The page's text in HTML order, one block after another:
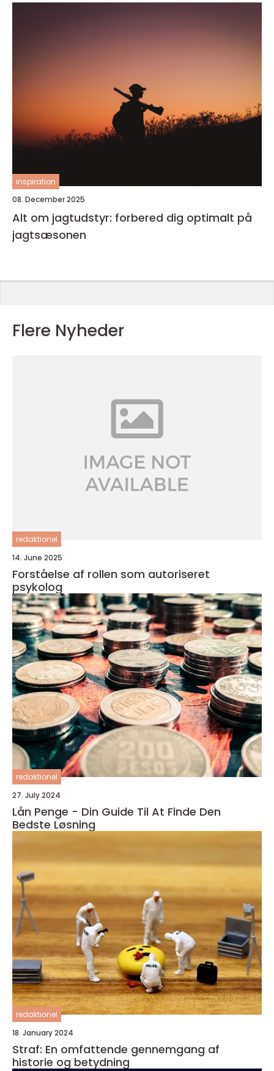
inspiration
08. December 2025
Alt om jagtudstyr: forbered dig optimalt på
jagtsæsonen
Flere Nyheder
redaktionel
14. June 2025
Forståelse af rollen som autoriseret
psykolog
redaktionel
27. July 2024
Lån Penge - Din Guide Til At Finde Den
Bedste Løsning
redaktionel
18. January 2024
Straf: En omfattende gennemgang af
historie og betydning